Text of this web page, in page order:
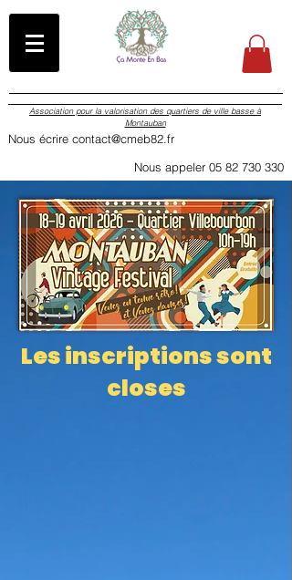
Association pour la valorisation des quartiers de ville basse à
Montauban
Nous écrire contact@cmeb82.fr
Nous appeler 05 82 730 330
Les inscriptions sont
closes